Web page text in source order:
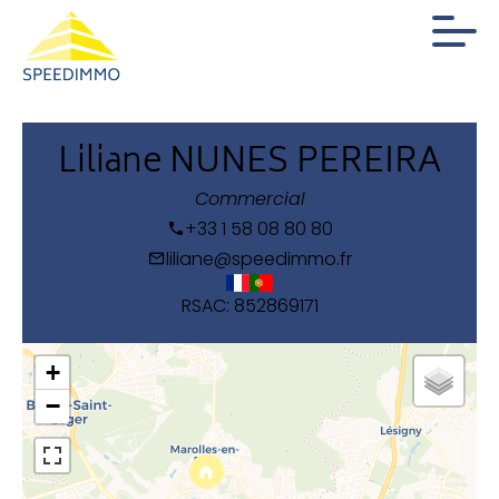
Liliane NUNES PEREIRA
Commercial
+33 1 58 08 80 80
liliane@speedimmo.fr
RSAC: 852869171
+
−